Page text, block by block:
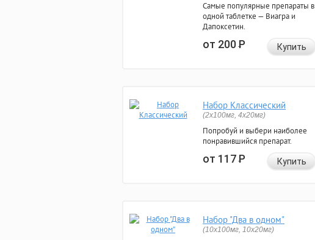
Самые популярные препараты в
одной таблетке — Виагра и
Дапоксетин.
от 200Р Купить
Набор Классический
(2x100мг, 4x20мг)
Попробуй и выбери наиболее
понравившийся препарат.
от 117Р Купить
Набор "Два в одном"
(10x100мг, 10x20мг)